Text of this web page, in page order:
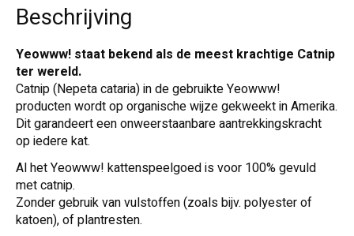
Beschrijving
Yeowww! staat bekend als de meest krachtige Catnip
ter wereld.
Catnip (Nepeta cataria) in de gebruikte Yeowww!
producten wordt op organische wijze gekweekt in Amerika.
Dit garandeert een onweerstaanbare aantrekkingskracht
op iedere kat.
Al het Yeowww! kattenspeelgoed is voor 100% gevuld
met catnip.
Zonder gebruik van vulstoffen (zoals bijv. polyester of
katoen), of plantresten.